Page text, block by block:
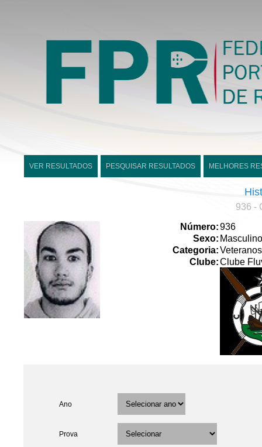
VER RESULTADOS PESQUISAR RESULTADOS MELHORES
936 -
Número:936
Sexo: Masculino
Categoria:Veteranos
Clube:Clube
Ano
Prova